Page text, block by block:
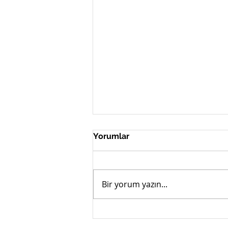
Yorumlar
Bir yorum yazın...